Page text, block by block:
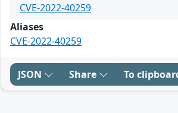
CVE-2022-40259
Aliases
CVE-2022-40259
JSON Share To